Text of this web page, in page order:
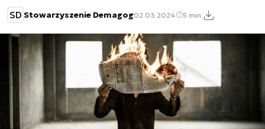
SD Stowarzyszenie Demagog02.03.2024 5 min.